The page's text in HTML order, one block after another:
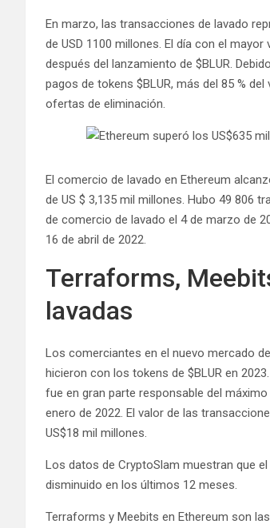
En marzo, las transacciones de lavado
de USD 1100 millones. El día con el
después del lanzamiento de $BLUR.
pagos de tokens $BLUR, más del 85 %
ofertas de eliminación.
El comercio de lavado en Ethereum
de US $ 3,135 mil millones. Hubo 49 806
de comercio de lavado el 4 de marzo de
16 de abril de 2022.
Terraforms,
lavadas
Los comerciantes en el nuevo mercado
hicieron con los tokens de $BLUR en
fue en gran parte responsable del
enero de 2022. El valor de las
US$18 mil millones.
Los datos de CryptoSlam muestran que
disminuido en los últimos 12 meses.
Terraforms y Meebits en Ethereum son